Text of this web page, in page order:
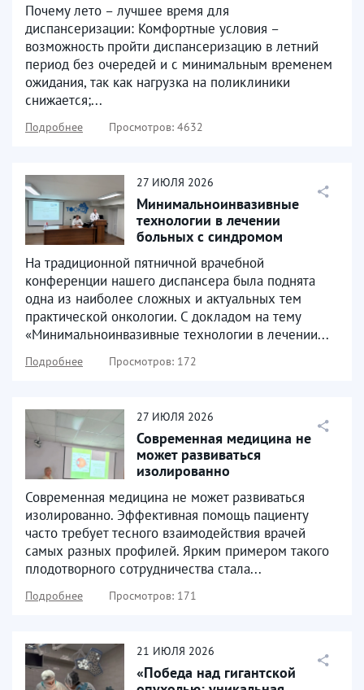
Почему лето – лучшее время для
диспансеризации: Комфортные условия –
возможность пройти диспансеризацию в летний
период без очередей и с минимальным временем
ожидания, так как нагрузка на поликлиники
снижается;...
Подробнее Просмотров: 4632
27 ИЮЛЯ 2026
Минимальноинвазивные
технологии в лечении
больных с синдромом
механической желтухи
На традиционной пятничной врачебной
конференции нашего диспансера была поднята
одна из наиболее сложных и актуальных тем
практической онкологии. С докладом на тему
«Минимальноинвазивные технологии в лечении...
Подробнее Просмотров: 172
27 ИЮЛЯ 2026
Современная медицина не
может развиваться
изолированно
Современная медицина не может развиваться
изолированно. Эффективная помощь пациенту
часто требует тесного взаимодействия врачей
самых разных профилей. Ярким примером такого
плодотворного сотрудничества стала...
Подробнее Просмотров: 171
21 ИЮЛЯ 2026
«Победа над гигантской